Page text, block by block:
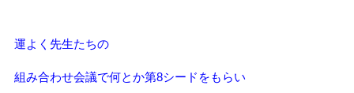
運よく先生たちの
組み合わせ会議で何とか第8シードをもらい